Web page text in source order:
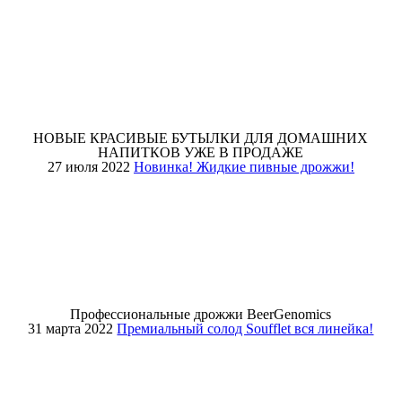
НОВЫЕ КРАСИВЫЕ БУТЫЛКИ ДЛЯ ДОМАШНИХ
НАПИТКОВ УЖЕ В ПРОДАЖЕ
27 июля 2022 Новинка! Жидкие пивные дрожжи!
Профессиональные дрожжи BeerGenomics
31 марта 2022 Премиальный солод Soufflet вся линейка!